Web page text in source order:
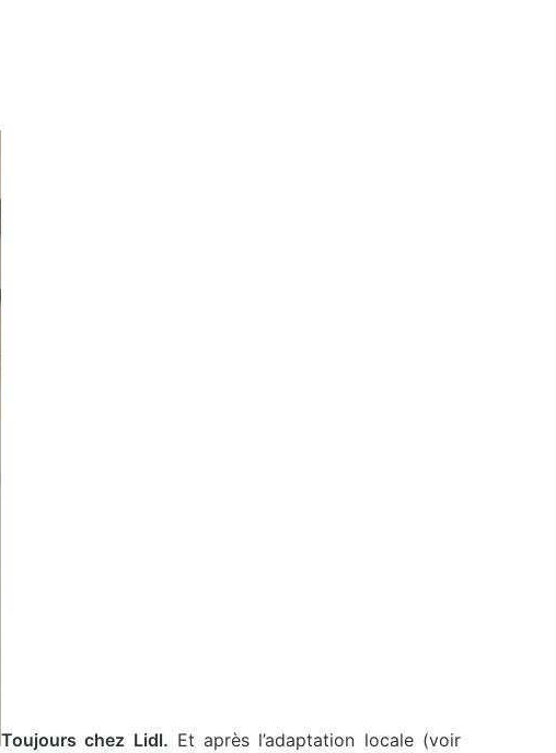
Toujours chez Lidl. Et après l’adaptation locale (voir